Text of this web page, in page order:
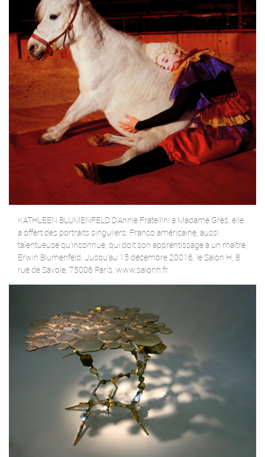
KATHLEEN BLUMENFELD D’Annie Fratellini à Madame Grès, elle
a offert des portraits singuliers. Franco américaine, aussi
talentueuse qu’inconnue, qui doit son apprentissage à un maître,
Erwin Blumenfeld. Jusqu’au 15 décembre 20016, le Salon H, 8
rue de Savoie, 75006 Paris. www.salonh.fr